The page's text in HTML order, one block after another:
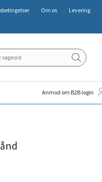
Om os Levering
Anmod om B2B login